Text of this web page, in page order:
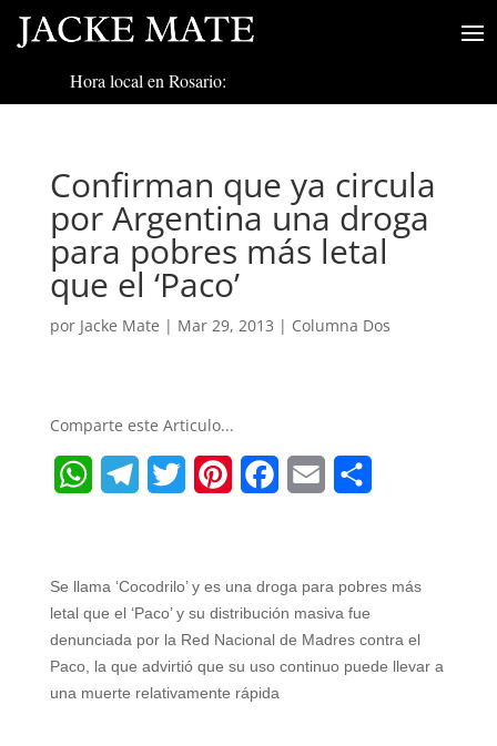
Hora local en Rosario:
Confirman que ya circula
por Argentina una droga
para pobres más letal
que el ‘Paco’
por Jacke Mate | Mar 29, 2013 | Columna Dos
Comparte este Articulo...
W
t
s
A
p
e
g
r
a
t
t
e
r
t
e
r
e
e
b
o
o
i
l
r
Se llama ‘Cocodrilo’ y es una droga para pobres más
letal que el ‘Paco’ y su distribución masiva fue
denunciada por la Red Nacional de Madres contra el
Paco, la que advirtió que su uso continuo puede llevar a
una muerte relativamente rápida